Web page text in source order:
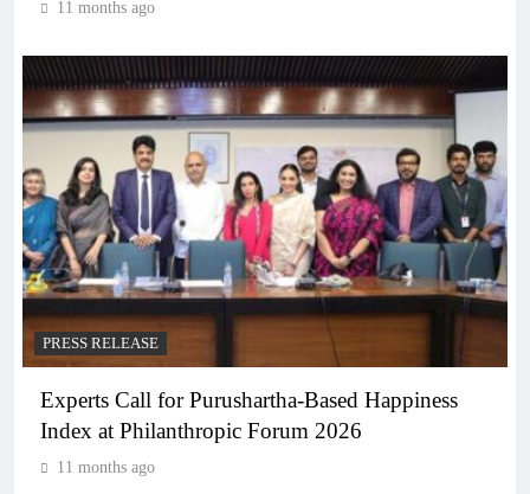
11 months ago
PRESS RELEASE
Experts Call for Purushartha-Based Happiness
Index at Philanthropic Forum 2026
11 months ago